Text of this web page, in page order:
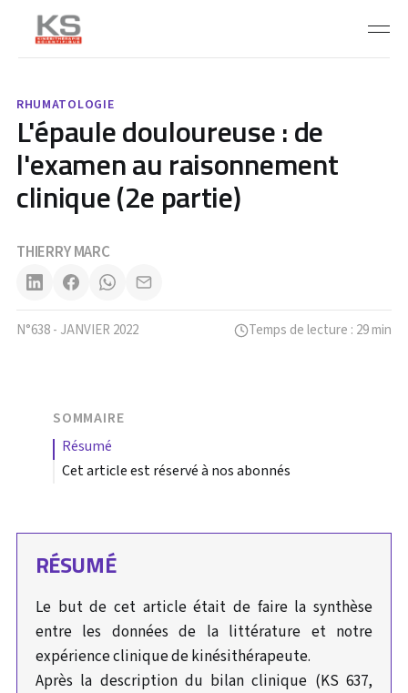
RHUMATOLOGIE
L'épaule douloureuse : de
l'examen au raisonnement
clinique (2e partie)
THIERRY MARC
N°638 - JANVIER 2022 Temps de lecture : 29 min
SOMMAIRE
résumé
Cet article est réservé à nos abonnés
RÉSUMÉ
Le but de cet article était de faire la synthèse
entre les données de la littérature et notre
expérience clinique de kinésithérapeute.
Après la description du bilan clinique (KS 637,